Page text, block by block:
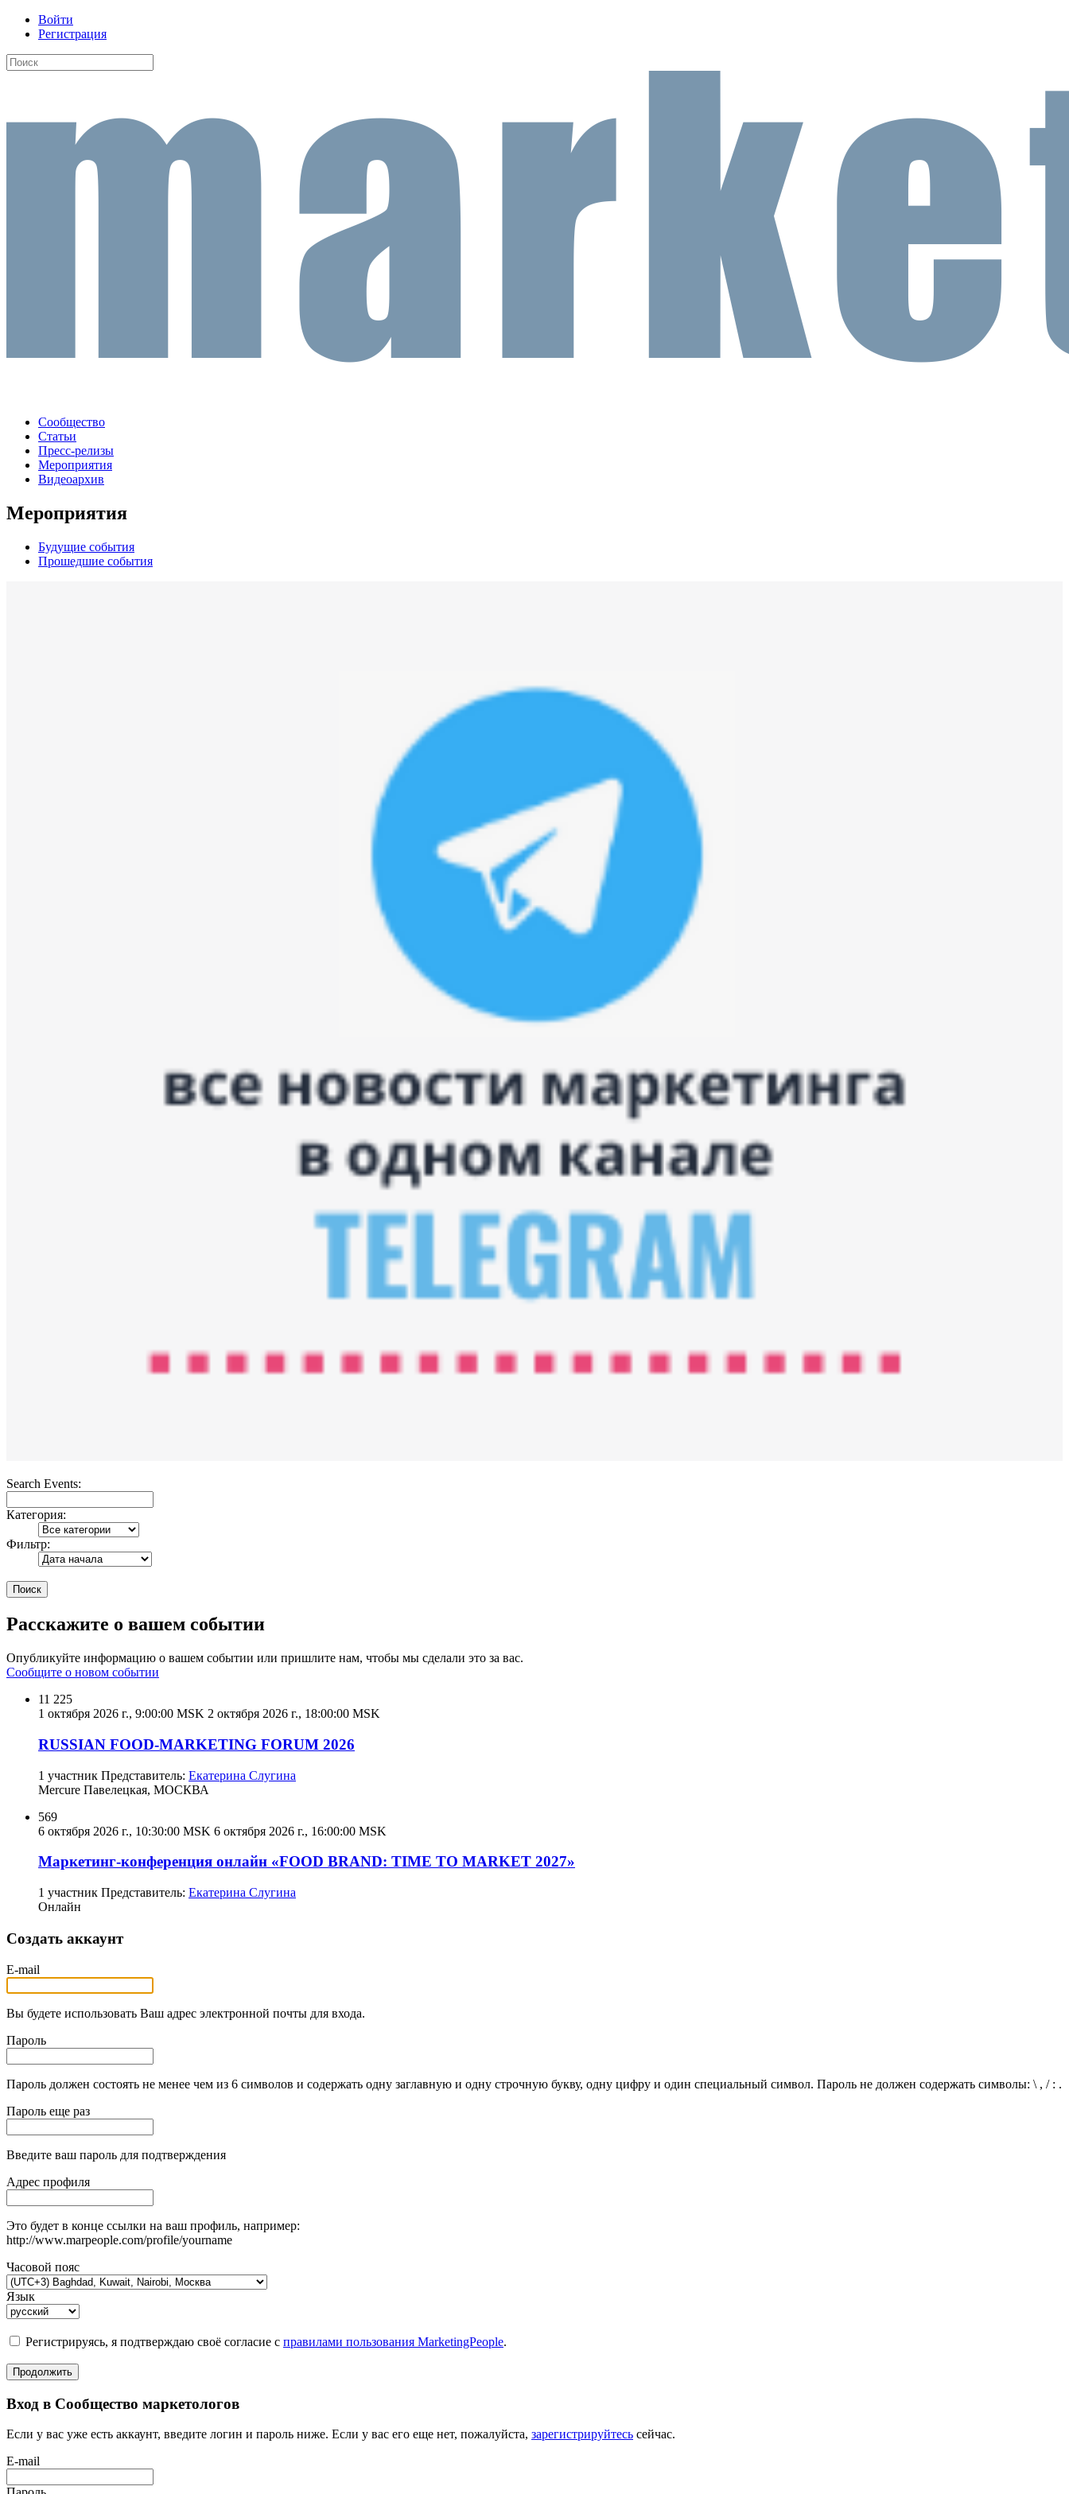
Войти
Регистрация
Сообщество
Статьи
Пресс-релизы
Мероприятия
Видеоархив
Мероприятия
Будущие события
Прошедшие события
Search Events:
Категория:
Фильтр:
Поиск
Расскажите о вашем событии
Опубликуйте информацию о вашем событии или пришлите нам, чтобы мы сделали это за вас.
Сообщите о новом событии
11 225
1 октября 2026 г., 9:00:00 MSK 2 октября 2026 г., 18:00:00 MSK
RUSSIAN FOOD-MARKETING FORUM 2026
1 участник Представитель: Екатерина Слугина
Mercure Павелецкая, МОСКВА
569
6 октября 2026 г., 10:30:00 MSK 6 октября 2026 г., 16:00:00 MSK
Маркетинг-конференция онлайн «FOOD BRAND: TIME TO MARKET 2027»
1 участник Представитель: Екатерина Слугина
Онлайн
Создать аккаунт
E-mail
Вы будете использовать Ваш адрес электронной почты для входа.
Пароль
Пароль должен состоять не менее чем из 6 символов и содержать одну заглавную и одну строчную букву, одну цифру и один специальный символ. Пароль не должен содержать символы: \ , / : .
Пароль еще раз
Введите ваш пароль для подтверждения
Адрес профиля
Это будет в конце ссылки на ваш профиль, например:
http://www.marpeople.com/profile/yourname
Часовой пояс
Язык
Регистрируясь, я подтверждаю своё согласие с правилами пользования MarketingPeople.
Продолжить
Вход в Сообщество маркетологов
Если у вас уже есть аккаунт, введите логин и пароль ниже. Если у вас его еще нет, пожалуйста, зарегистрируйтесь сейчас.
E-mail